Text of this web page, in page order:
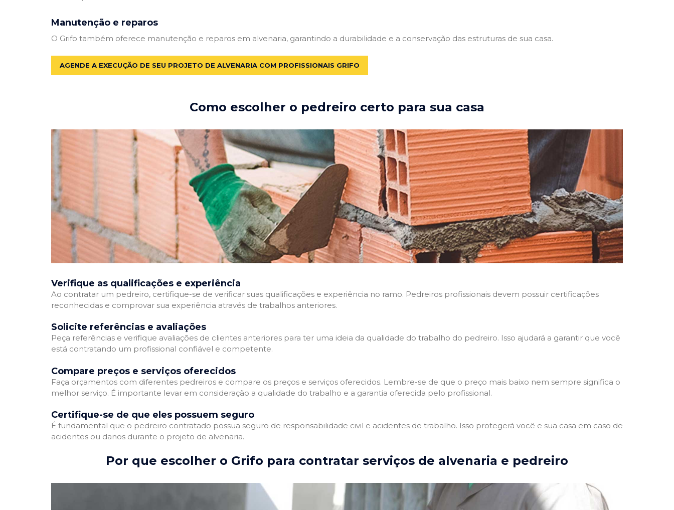
Manutenção e reparos
O Grifo também oferece manutenção e reparos em alvenaria, garantindo a durabilidade e a conservação das estruturas de sua casa.
AGENDE A EXECUÇÃO DE SEU PROJETO DE ALVENARIA COM PROFISSIONAIS GRIFO
Como escolher o pedreiro certo para sua casa
Verifique as qualificações e experiência
Ao contratar um pedreiro, certifique-se de verificar suas qualificações e experiência no ramo. Pedreiros profissionais devem possuir certificações
reconhecidas e comprovar sua experiência através de trabalhos anteriores.
Solicite referências e avaliações
Peça referências e verifique avaliações de clientes anteriores para ter uma ideia da qualidade do trabalho do pedreiro. Isso ajudará a garantir que você
está contratando um profissional confiável e competente.
Compare preços e serviços oferecidos
Faça orçamentos com diferentes pedreiros e compare os preços e serviços oferecidos. Lembre-se de que o preço mais baixo nem sempre significa o
melhor serviço. É importante levar em consideração a qualidade do trabalho e a garantia oferecida pelo profissional.
Certifique-se de que eles possuem seguro
É fundamental que o pedreiro contratado possua seguro de responsabilidade civil e acidentes de trabalho. Isso protegerá você e sua casa em caso de
acidentes ou danos durante o projeto de alvenaria.
Por que escolher o Grifo para contratar serviços de alvenaria e pedreiro